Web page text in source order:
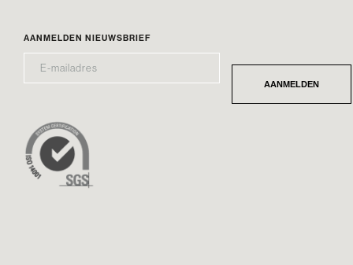
AANMELDEN NIEUWSBRIEF
MAILADRES* AANMELDEN